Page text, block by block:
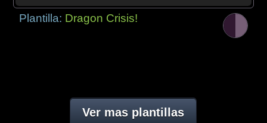
Plantilla: Dragon Crisis!
Ver mas plantillas